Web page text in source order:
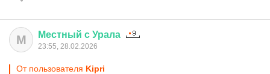
М Местный с Урала
23:55, 28.02.2026
От пользователя Kipri